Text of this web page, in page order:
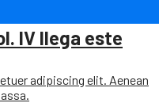
IV llega este
adipiscing elit. Aenean